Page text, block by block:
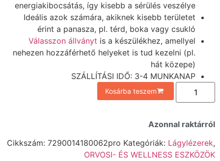
energiakibocsátás, így kisebb a sérülés veszélye
Ideális azok számára, akiknek kisebb területet
érint a panasza, pl. térd, boka vagy csukló
Válasszon állványt is a készülékhez, amellyel
nehezen hozzáférhető helyeket is tud kezelni (pl.
hát közepe)
SZÁLLÍTÁSI IDŐ: 3-4 MUNKANAP
Kosárba teszem
Azonnal raktárról
Cikkszám: 7290014180062pro Kategóriák: Lágylézerek,
ORVOSI- ÉS WELLNESS ESZKÖZÖK